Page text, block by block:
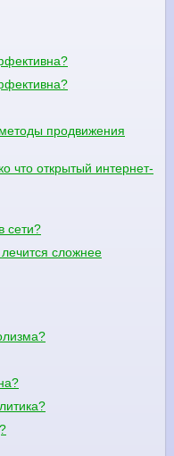
продвижения
что открытый интернет-
сети?
сложнее